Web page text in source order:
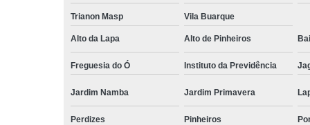
Trianon Masp Vila Buarque
Alto da Lapa Alto de Pinheiros
Freguesia do Ó Instituto da Previdência
Jardim Namba Jardim Primavera
Perdizes Pinheiros